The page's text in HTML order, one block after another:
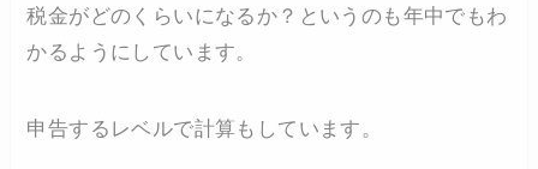
税金がどのくらいになるか？というのも年中でもわ
かるようにしています。
申告するレベルで計算もしています。